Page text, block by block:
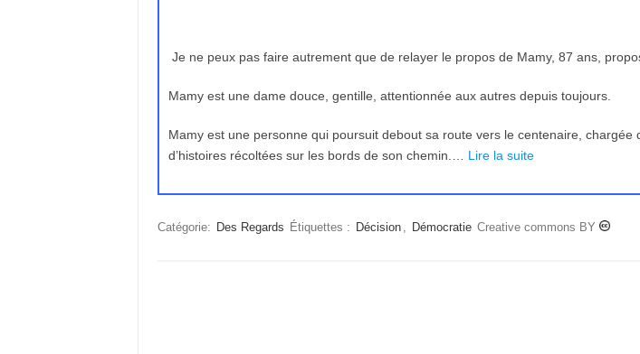
Je ne peux pas faire autrement que de relayer le propos de Mamy, 87 ans,
Mamy est une dame douce, gentille, attentionnée aux autres depuis toujours.
Mamy est une personne qui poursuit debout sa route vers le centenaire, chargée
d’histoires récoltées sur les bords de son chemin.… Lire la suite
Catégorie: Des Regards Étiquettes : Décision , Démocratie Creative commons BY